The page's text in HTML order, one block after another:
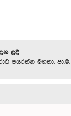
ලදී
ජයරත්න මහතා, පා.ම.